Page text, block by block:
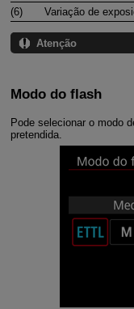
(6)
Variação de
Atenção
Modo do flash
Pode selecionar o modo
pretendida.